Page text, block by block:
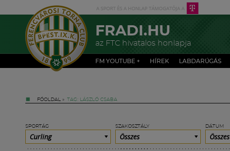
FRADI.HU
az FTC hivatalos honlapja
FM YOUTUBE + HÍREK LABDARÚGÁS
FŐOLDAL » TAG: LÁSZLÓ CSABA
SPORTÁG
Curling
SZAKOSZTÁLY
Összes
DÁTUM
Összes